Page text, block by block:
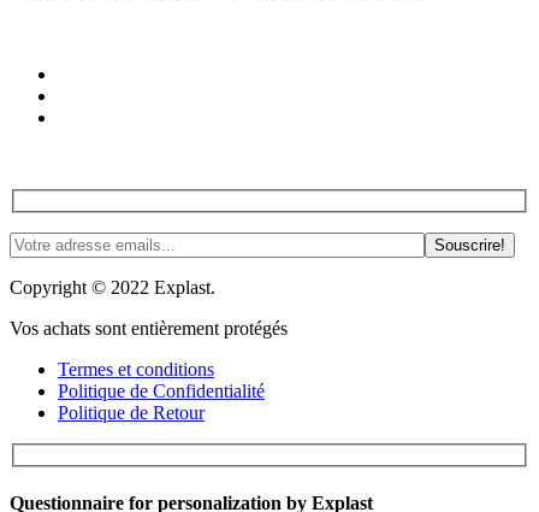
Copyright © 2022 Explast.
Vos achats sont entièrement protégés
Termes et conditions
Politique de Confidentialité
Politique de Retour
Questionnaire for personalization by Explast